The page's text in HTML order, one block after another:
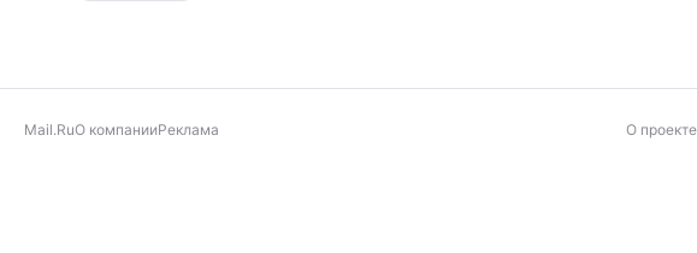
Mail.RuО компанииРеклама О проекте